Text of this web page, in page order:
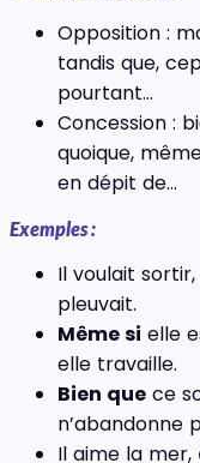
Opposition :
tandis que,
pourtant…
Concession :
quoique,
en dépit de…
Exemples :
Il voulait sortir,
pleuvait.
Même si elle
elle travaille.
Bien que ce
n’abandonne
Il aime la mer,